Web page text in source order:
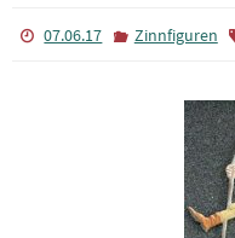
07.06.17 Zinnfiguren